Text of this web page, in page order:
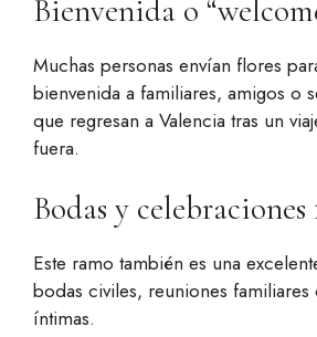
Bienvenida o
Muchas personas envían flores
bienvenida a familiares, amigos o
que regresan a Valencia tras un
fuera.
Bodas y
Este ramo también es una
bodas civiles, reuniones
íntimas.